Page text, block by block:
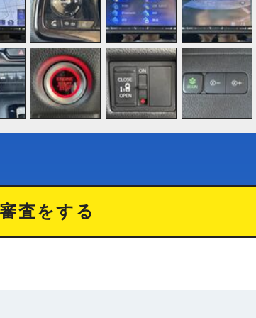
査をする